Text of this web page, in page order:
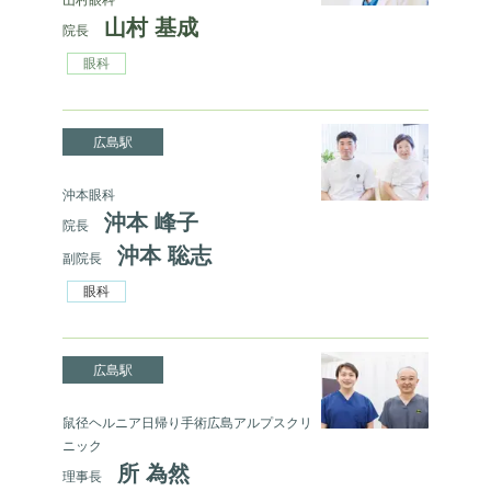
院長
山村 基成
眼科
広島駅
沖本眼科
院長
沖本 峰子
副院長 沖本 聡志
眼科
広島駅
鼠径ヘルニア日帰り手術広島アルプスクリ
ニック
理事長
所 為然